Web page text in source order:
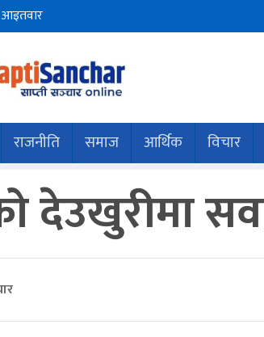
राजनीति समाज आर्थिक विचार
देउखुरीमा